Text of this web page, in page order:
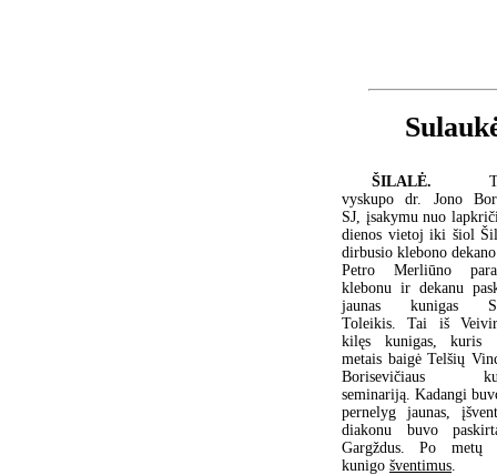
ŠILALĖ.
vyskupo dr. Jono
SJ, įsakymu nuo
dienos vietoj iki šiol
dirbusio klebono
Petro Merliūno
klebonu ir dekanu
jaunas kunigas
Toleikis. Tai iš
kilęs kunigas, kuris
metais baigė Telšių
Borisevičiaus
seminariją. Kadangi
pernelyg jaunas,
diakonu buvo
Gargždus. Po metų
kunigo šventimus